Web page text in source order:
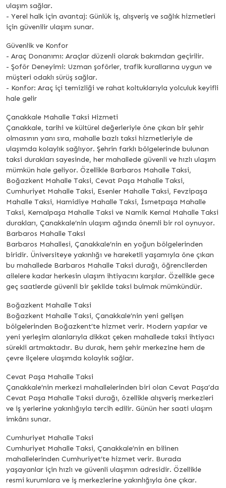
ulaşım sağlar.
- Yerel halk için avantaj: Günlük iş, alışveriş ve sağlık hizmetleri
için güvenilir ulaşım sunar.
Güvenlik ve Konfor
- Araç Donanımı: Araçlar düzenli olarak bakımdan geçirilir.
- Şoför Deneyimi: Uzman şoförler, trafik kurallarına uygun ve
müşteri odaklı sürüş sağlar.
- Konfor: Araç içi temizliği ve rahat koltuklarıyla yolculuk keyifli
hale gelir
Çanakkale Mahalle Taksi Hizmeti
Çanakkale, tarihi ve kültürel değerleriyle öne çıkan bir şehir
olmasının yanı sıra, mahalle bazlı taksi hizmetleriyle de
ulaşımda kolaylık sağlıyor. Şehrin farklı bölgelerinde bulunan
taksi durakları sayesinde, her mahallede güvenli ve hızlı ulaşım
mümkün hale geliyor. Özellikle Barbaros Mahalle Taksi,
Boğazkent Mahalle Taksi, Cevat Paşa Mahalle Taksi,
Cumhuriyet Mahalle Taksi, Esenler Mahalle Taksi, Fevzipaşa
Mahalle Taksi, Hamidiye Mahalle Taksi, İsmetpaşa Mahalle
Taksi, Kemalpaşa Mahalle Taksi ve Namik Kemal Mahalle Taksi
durakları, Çanakkale’nin ulaşım ağında önemli bir rol oynuyor.
Barbaros Mahalle Taksi
Barbaros Mahallesi, Çanakkale’nin en yoğun bölgelerinden
biridir. Üniversiteye yakınlığı ve hareketli yaşamıyla öne çıkan
bu mahallede Barbaros Mahalle Taksi durağı, öğrencilerden
ailelere kadar herkesin ulaşım ihtiyacını karşılar. Özellikle gece
geç saatlerde güvenli bir şekilde taksi bulmak mümkündür.
Boğazkent Mahalle Taksi
Boğazkent Mahalle Taksi, Çanakkale’nin yeni gelişen
bölgelerinden Boğazkent’te hizmet verir. Modern yapılar ve
yeni yerleşim alanlarıyla dikkat çeken mahallede taksi ihtiyacı
sürekli artmaktadır. Bu durak, hem şehir merkezine hem de
çevre ilçelere ulaşımda kolaylık sağlar.
Cevat Paşa Mahalle Taksi
Çanakkale’nin merkezi mahallelerinden biri olan Cevat Paşa’da
Cevat Paşa Mahalle Taksi durağı, özellikle alışveriş merkezleri
ve iş yerlerine yakınlığıyla tercih edilir. Günün her saati ulaşım
imkânı sunar.
Cumhuriyet Mahalle Taksi
Cumhuriyet Mahalle Taksi, Çanakkale’nin en bilinen
mahallelerinden Cumhuriyet’te hizmet verir. Burada
yaşayanlar için hızlı ve güvenli ulaşımın adresidir. Özellikle
resmi kurumlara ve iş merkezlerine yakınlığıyla öne çıkar.